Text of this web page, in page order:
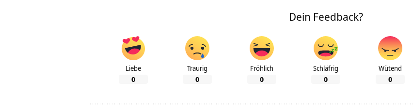
Dein Feedback?
Liebe
0
Traurig
0
Fröhlich
0
Schläfrig
0
Wütend
0